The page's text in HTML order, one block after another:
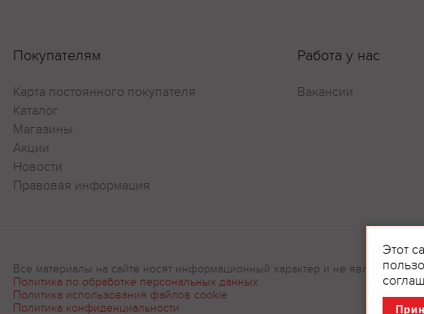
Покупателям
Карта постоянного покупателя
Каталог
Магазины
Акции
Новости
Правовая информация
Работа у нас
Вакансии
Все материалы на сайте носят информационный характер и не являются
Политика по обработке персональных данных
Политика использования файлов cookie
Политика конфиденциальности
Этот